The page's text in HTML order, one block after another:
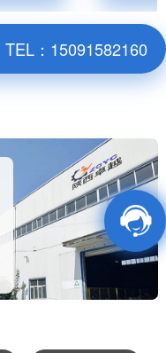
TEL：15091582160